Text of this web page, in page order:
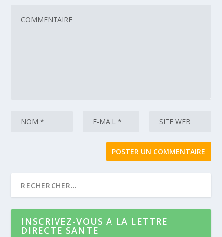
INSCRIVEZ-VOUS A LA LETTRE
DIRECTE SANTE